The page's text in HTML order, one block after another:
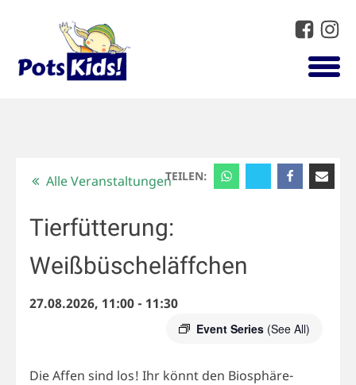
TEILEN:
Alle Veranstaltungen
Tierfütterung:
Weißbüscheläffchen
27.08.2026, 11:00- 11:30
Event Series (See All)
Die Affen sind los! Ihr könnt den Biosphäre-